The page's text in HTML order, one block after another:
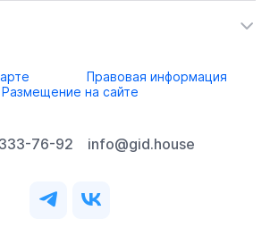
Правовая информация
Размещение на сайте
76-92 info@gid.house